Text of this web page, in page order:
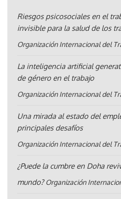
Riesgos psicosociales en el
invisible para la salud de los
Organización Internacional del
La inteligencia artificial
de género en el trabajo
Organización Internacional del
Una mirada al estado del
principales desafíos
Organización Internacional del
¿Puede la cumbre en Doha
mundo? Organización